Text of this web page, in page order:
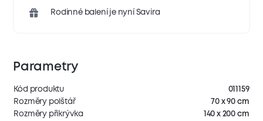
Rodinné balení je nyní Savira
Parametry
Kód produktu
011159
Rozměry polštář
70 x 90 cm
Rozměry přikrývka
140 x 200 cm